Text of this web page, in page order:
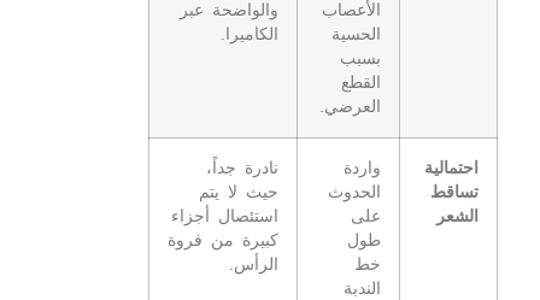
الأعصاب
الحسية
بسبب
القطع
العرضي.
والواضحة عبر
الكاميرا.
احتمالية
تساقط
الشعر
واردة
الحدوث
على
طول
خط
الندبة
نادرة جداً،
حيث لا يتم
استئصال أجزاء
كبيرة من فروة
الرأس.